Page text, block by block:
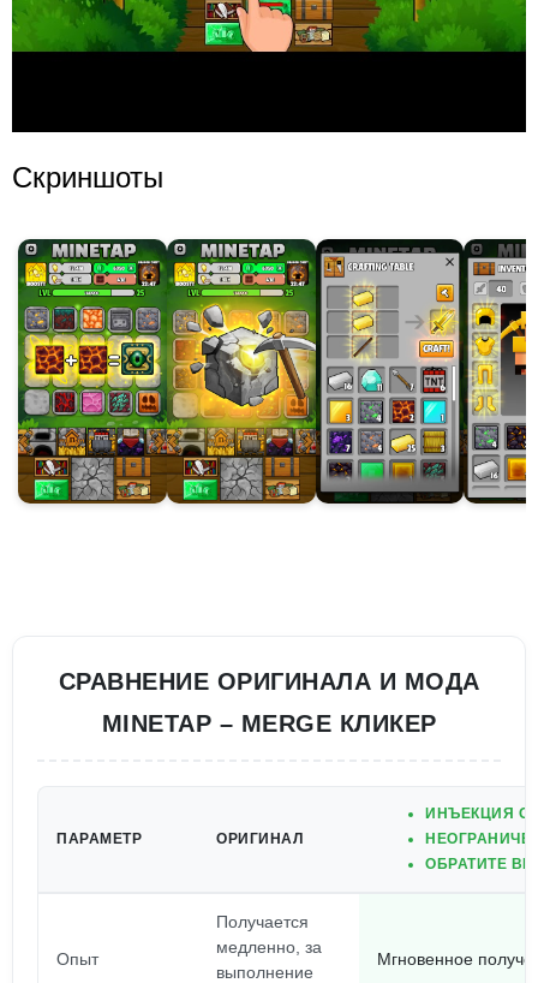
Скриншоты
СРАВНЕНИЕ ОРИГИНАЛА И МОДА
MINETAP – MERGE КЛИКЕР
ПАРАМЕТР ОРИГИНАЛ
ИНЪЕКЦИЯ
ОБРАТИТЕ
Опыт
Получается
медленно, за
выполнение
Мгновенное